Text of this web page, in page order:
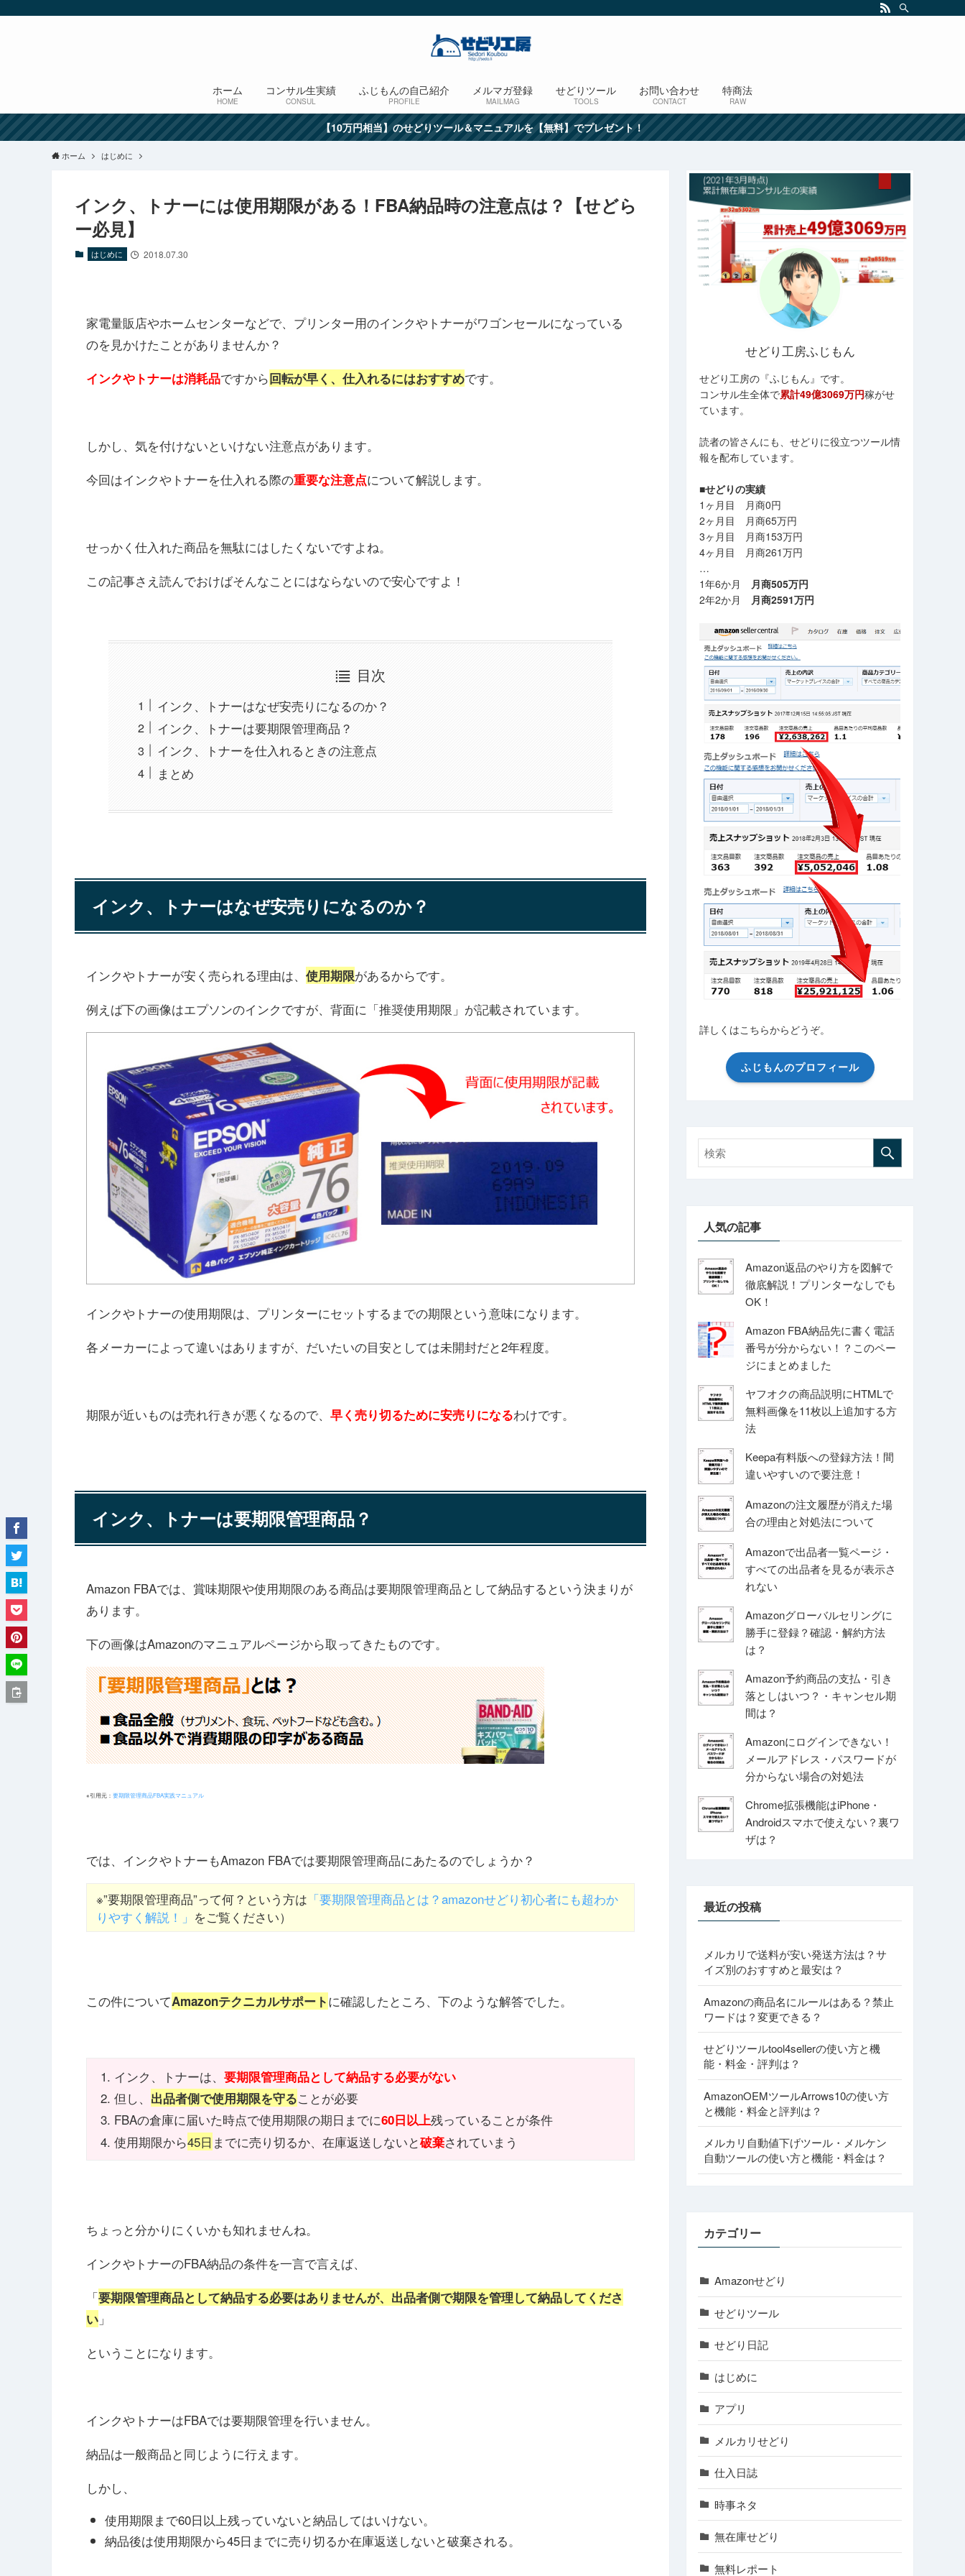
ホーム
HOME
コンサル生実績
CONSUL
ふじもんの自己紹介
PROFILE
メルマガ登録
MAILMAG
せどりツール
TOOLS
お問い合わせ
CONTACT
特商法
RAW
【10万円相当】のせどりツール＆マニュアルを【無料】でプレゼント！
ホーム はじめに
インク、トナーには使用期限がある！FBA納品時の注意点は？【せどら
ー必見】
はじめに 2018.07.30
家電量販店やホームセンターなどで、プリンター用のインクやトナーがワゴンセールになっている
のを見かけたことがありませんか？
インクやトナーは消耗品ですから回転が早く、仕入れるにはおすすめです。
しかし、気を付けないといけない注意点があります。
今回はインクやトナーを仕入れる際の重要な注意点について解説します。
せっかく仕入れた商品を無駄にはしたくないですよね。
この記事さえ読んでおけばそんなことにはならないので安心ですよ！
目次
インク、トナーはなぜ安売りになるのか？
インク、トナーは要期限管理商品？
インク、トナーを仕入れるときの注意点
まとめ
インク、トナーはなぜ安売りになるのか？
インクやトナーが安く売られる理由は、 使用期限があるからです。
例えば下の画像はエプソンのインクですが、背面に「推奨使用期限」が記載されています。
インクやトナーの使用期限は、プリンターにセットするまでの期限という意味になります。
各メーカーによって違いはありますが、だいたいの目安としては未開封だと2年程度。
期限が近いものは売れ行きが悪くなるので、 早く売り切るために安売りになるわけです。
インク、トナーは要期限管理商品？
Amazon FBAでは、賞味期限や使用期限のある商品は要期限管理商品として納品するという決まりが
あります。
下の画像はAmazonのマニュアルページから取ってきたものです。
※引用元： 要期限管理商品FBA実践マニュアル
では、インクやトナーもAmazon FBAでは要期限管理商品にあたるのでしょうか？
※”要期限管理商品”って何？という方は 「要期限管理商品とは？amazonせどり初心者にも超わか
りやすく解説！」 をご覧ください）
この件についてAmazonテクニカルサポートに確認したところ、下のような解答でした。
インク、トナーは、要期限管理商品として納品する必要がない
但し、 出品者側で使用期限を守ることが必要
FBAの倉庫に届いた時点で使用期限の期日までに60日以上残っていることが条件
使用期限から45日 までに売り切るか、在庫返送しないと破棄されていまう
ちょっと分かりにくいかも知れませんね。
インクやトナーのFBA納品の条件を一言で言えば、
「要期限管理商品として納品する必要はありませんが、出品者側で期限を管理して納品してくださ
い 」
ということになります。
インクやトナーはFBAでは要期限管理を行いません。
納品は一般商品と同じように行えます。
しかし、
使用期限まで60日以上残っていないと納品してはいけない。
納品後は使用期限から45日までに売り切るか在庫返送しないと破棄される。
せどり工房ふじもん
せどり工房の『ふじもん』です。
コンサル生全体で累計49億3069万円稼がせ
ています。
読者の皆さんにも、せどりに役立つツール情
報を配布しています。
■せどりの実績
1ヶ月目 月商0円
2ヶ月目 月商65万円
3ヶ月目 月商153万円
4ヶ月目 月商261万円
…
1年6か月 月商505万円
2年2か月 月商2591万円
詳しくはこちらからどうぞ。
ふじもんのプロフィール
人気の記事
Amazon返品のやり方を図解で
徹底解説！プリンターなしでも
OK！
Amazon FBA納品先に書く電話
番号が分からない！？このペー
ジにまとめました
ヤフオクの商品説明にHTMLで
無料画像を11枚以上追加する方
法
Keepa有料版への登録方法！間
違いやすいので要注意！
Amazonの注文履歴が消えた場
合の理由と対処法について
Amazonで出品者一覧ページ・
すべての出品者を見るが表示さ
れない
Amazonグローバルセリングに
勝手に登録？確認・解約方法
は？
Amazon予約商品の支払・引き
落としはいつ？・キャンセル期
間は？
Amazonにログインできない！
メールアドレス・パスワードが
分からない場合の対処法
Chrome拡張機能はiPhone・
Androidスマホで使えない？裏ワ
ザは？
最近の投稿
メルカリで送料が安い発送方法は？サ
イズ別のおすすめと最安は？
Amazonの商品名にルールはある？禁止
ワードは？変更できる？
せどりツールtool4sellerの使い方と機
能・料金・評判は？
AmazonOEMツールArrows10の使い方
と機能・料金と評判は？
メルカリ自動値下げツール・メルケン
自動ツールの使い方と機能・料金は？
カテゴリー
Amazonせどり
せどりツール
せどり日記
はじめに
アプリ
メルカリせどり
仕入日誌
時事ネタ
無在庫せどり
無料レポート